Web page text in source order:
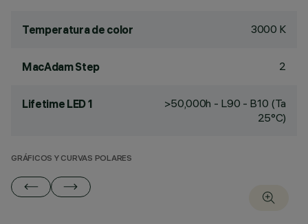
Temperatura de color 3000 K
MacAdam Step 2
Lifetime LED 1
>50,000h - L90 - B10 (Ta
25°C)
GRÁFICOS Y CURVAS POLARES